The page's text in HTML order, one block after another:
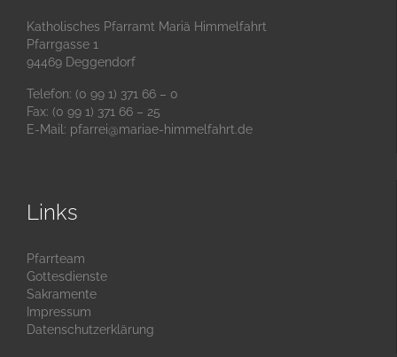
Katholisches Pfarramt Mariä Himmelfahrt
Pfarrgasse 1
94469 Deggendorf
Telefon: (0 99 1) 371 66 – 0
Fax: (0 99 1) 371 66 – 25
E-Mail: pfarrei@mariae-himmelfahrt.de
Links
Pfarrteam
Gottesdienste
Sakramente
Impressum
Datenschutzerklärung